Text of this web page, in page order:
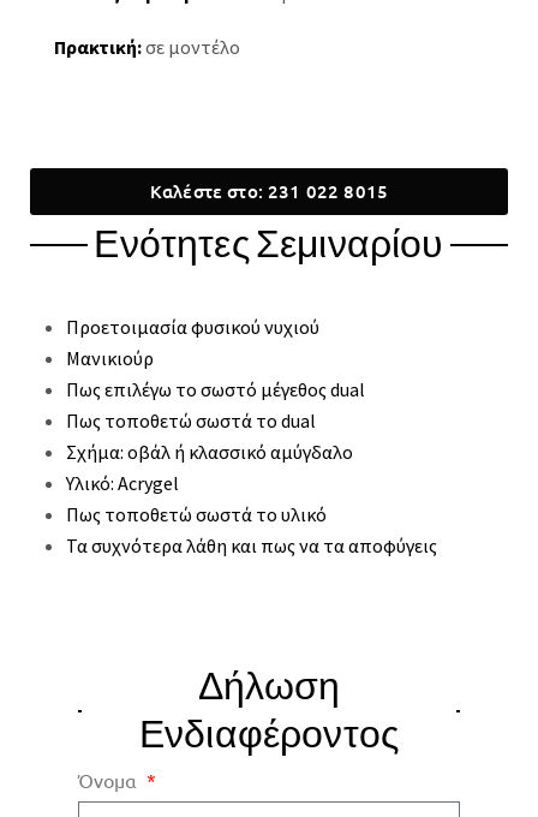
Πρακτική:σε μοντέλο
Καλέστε στο: 231 022 8015
Ενότητες Σεμιναρίου
Προετοιμασία φυσικού νυχιού
Μανικιούρ
Πως επιλέγω το σωστό μέγεθος dual
Πως τοποθετώ σωστά το dual
Σχήμα: οβάλ ή κλασσικό αμύγδαλο
Υλικό: Acrygel
Πως τοποθετώ σωστά το υλικό
Τα συχνότερα λάθη και πως να τα αποφύγεις
Δήλωση
Ενδιαφέροντος
Όνομα